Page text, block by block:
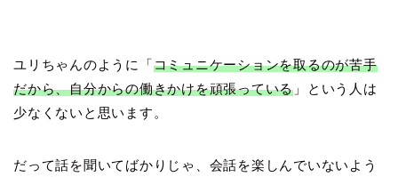
ユリちゃんのように「コミュニケーションを取るのが苦手
だから、自分からの働きかけを頑張っている 」という人は
少なくないと思います。
だって話を聞いてばかりじゃ、会話を楽しんでいないよう